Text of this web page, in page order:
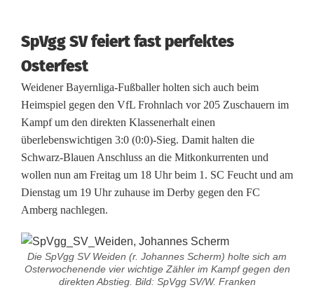
t
e
r
f
e
s
t
SpVgg SV feiert fast perfektes
Osterfest
Weidener Bayernliga-Fußballer holten sich auch beim
Heimspiel gegen den VfL Frohnlach vor 205 Zuschauern im
Kampf um den direkten Klassenerhalt einen
überlebenswichtigen 3:0 (0:0)-Sieg. Damit halten die
Schwarz-Blauen Anschluss an die Mitkonkurrenten und
wollen nun am Freitag um 18 Uhr beim 1. SC Feucht und am
Dienstag um 19 Uhr zuhause im Derby gegen den FC
Amberg nachlegen.
Die SpVgg SV Weiden (r. Johannes Scherm) holte sich am
Osterwochenende vier wichtige Zähler im Kampf gegen den
direkten Abstieg. Bild: SpVgg SV/W. Franken